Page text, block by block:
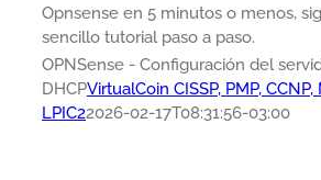
Opnsense en 5 minutos o menos,
sencillo tutorial paso a paso.
OPNSense - Configuración del
DHCPVirtualCoin CISSP, PMP, CCNP,
LPIC22026-02-17T08:31:56-03:00